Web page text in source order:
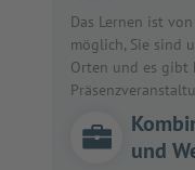
Das Lernen ist
möglich, Sie sind
Orten und es gibt
und